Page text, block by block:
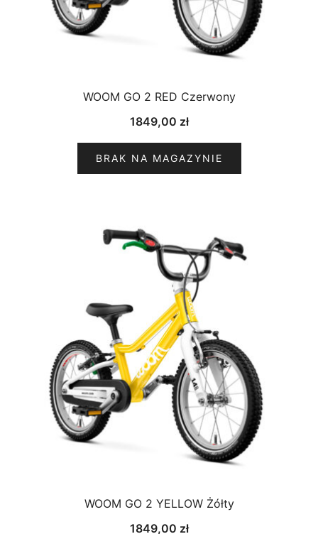
WOOM GO 2 RED Czerwony
1849,00 zł
BRAK NA MAGAZYNIE
WOOM GO 2 YELLOW Żółty
1849,00 zł